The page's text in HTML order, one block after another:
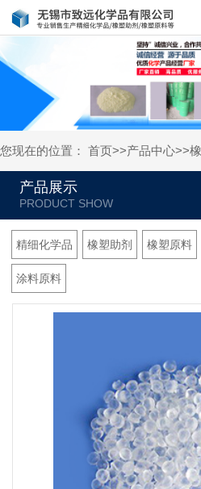
首
页
关
我
品
新
您现在的位置： 首页>>产品中心>>
产品展示
精细化学品 橡塑助剂 橡塑原料
涂料原料